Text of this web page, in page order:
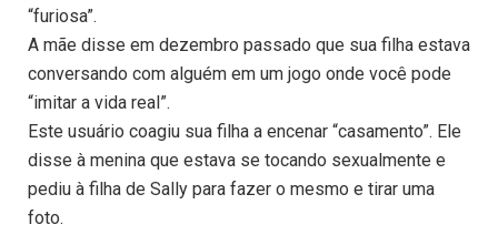
“furiosa”.
A mãe disse em dezembro passado que sua filha estava
conversando com alguém em um jogo onde você pode
“imitar a vida real”.
Este usuário coagiu sua filha a encenar “casamento”. Ele
disse à menina que estava se tocando sexualmente e
pediu à filha de Sally para fazer o mesmo e tirar uma
foto.